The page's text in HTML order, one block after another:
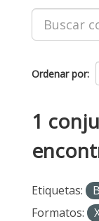
Ordenar por
1
Etiquetas:
Formatos: